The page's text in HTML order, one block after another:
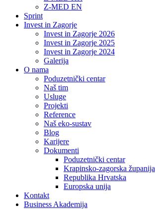
Z-MED EN
Sprint
Invest in Zagorje
Invest in Zagorje 2026
Invest in Zagorje 2025
Invest in Zagorje 2024
Galerija
O nama
Poduzetnički centar
Naš tim
Usluge
Projekti
Reference
Naš eko-sustav
Blog
Karijere
Dokumenti
Poduzetnički centar
Krapinsko-zagorska županija
Republika Hrvatska
Europska unija
Kontakt
Business Akademija